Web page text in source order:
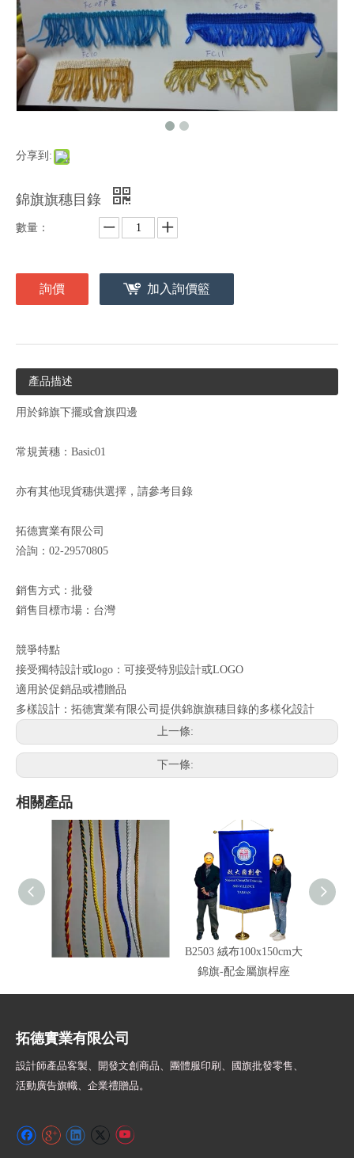
分享到:
錦旗旗穗目錄
數量：
詢價 加入詢價籃
產品描述
用於錦旗下擺或會旗四邊
常規黃穗：Basic01
亦有其他現貨穗供選擇，請參考目錄
拓德實業有限公司
洽詢：02-29570805
銷售方式：批發
銷售目標市場：台灣
競爭特點
接受獨特設計或logo：可接受特別設計或LOGO
適用於促銷品或禮贈品
多樣設計：拓德實業有限公司提供錦旗旗穗目錄的多樣化設計
上一條:
下一條:
相關產品
車繩錦旗邊繩顏色
B2503 絨布100x150cm大
錦旗-配金屬旗桿座
拓德實業有限公司
設計師產品客製、開發文創商品、團體服印刷、
國旗批發零售、
活動廣告旗幟、 企業禮贈品。